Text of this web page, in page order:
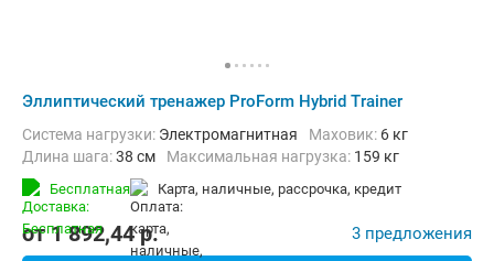
Эллиптический тренажер ProForm Hybrid Trainer
Система нагрузки: Электромагнитная Маховик: 6 кг
Длина шага:38 см Максимальная нагрузка: 159 кг
Бесплатная карта, наличные, рассрочка, кредит
от1 892,44p. 3 предложения